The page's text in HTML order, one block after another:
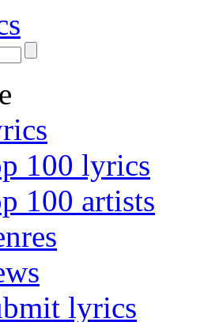
100 lyrics
100 artists
lyrics